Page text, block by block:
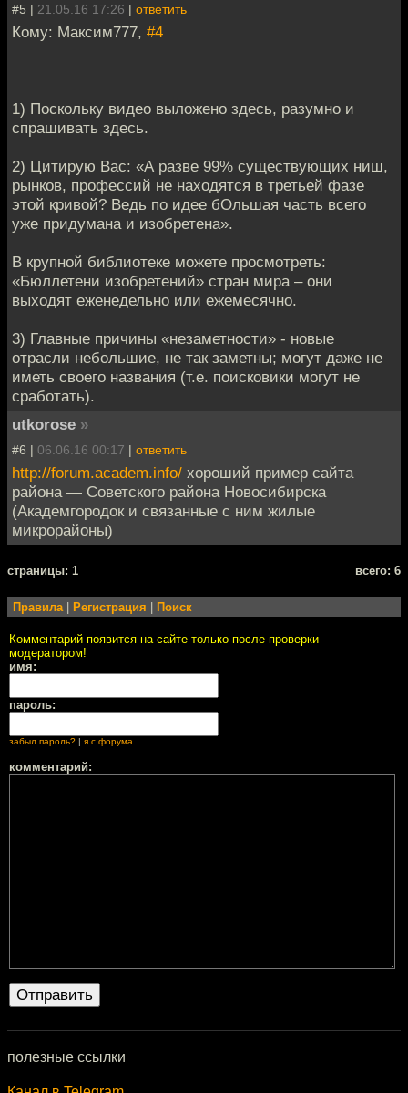
#5 | 21.05.16 17:26 | ответить
Кому: Максим777, #4
1) Поскольку видео выложено здесь, разумно и
спрашивать здесь.
2) Цитирую Вас: «А разве 99% существующих ниш,
рынков, профессий не находятся в третьей фазе
этой кривой? Ведь по идее бОльшая часть всего
уже придумана и изобретена».
В крупной библиотеке можете просмотреть:
«Бюллетени изобретений» стран мира – они
выходят еженедельно или ежемесячно.
3) Главные причины «незаметности» - новые
отрасли небольшие, не так заметны; могут даже не
иметь своего названия (т.е. поисковики могут не
сработать).
utkorose »
#6 | 06.06.16 00:17 | ответить
http://forum.academ.info/ хороший пример сайта
района — Советского района Новосибирска
(Академгородок и связанные с ним жилые
микрорайоны)
cтраницы: 1 всего: 6
Правила Регистрация Поиск
Комментарий появится на сайте только после проверки
модератором!
имя:
пароль:
забыл пароль? | я с форума
комментарий:
полезные ссылки